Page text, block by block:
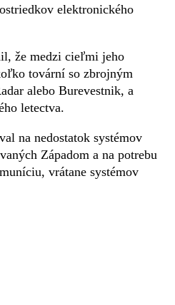
elektronického
že medzi cieľmi jeho
tovární so zbrojným
alebo Burevestnik, a
letectva.
na nedostatok systémov
Západom a na potrebu
vrátane systémov